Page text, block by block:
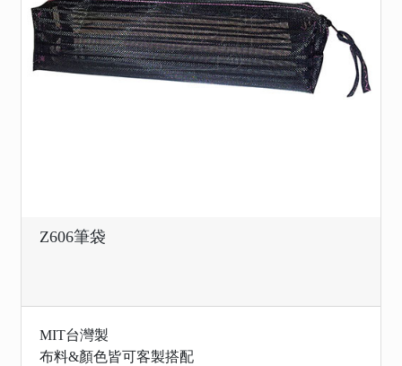
Z606筆袋
MIT台灣製
布料&顏色皆可客製搭配